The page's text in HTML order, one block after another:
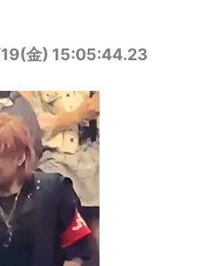
金) 15:05:44.23